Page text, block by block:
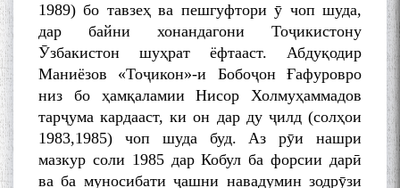
1989) бо тавзеҳ ва пешгуфтори ӯ чоп шуда,
дар байни хонандагони Тоҷикистону
Ӯзбакистон шуҳрат ёфтааст. Абдуқодир
Маниёзов «Тоҷикон»-и Бобоҷон Ғафуровро
низ бо ҳамқаламии Нисор Холмуҳаммадов
тарҷума кардааст, ки он дар ду ҷилд (солҳои
1983,1985) чоп шуда буд. Аз рӯи нашри
мазкур соли 1985 дар Кобул ба форсии дарӣ
ва ба муносибати ҷашни навадумин зодрӯзи